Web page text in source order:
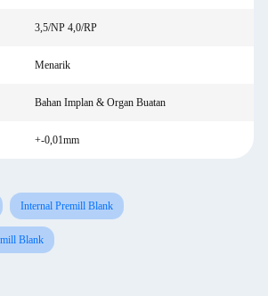
3,5/NP 4,0/RP
Menarik
Bahan Implan & Organ Buatan
+-0,01mm
Internal Premill Blank
Blank